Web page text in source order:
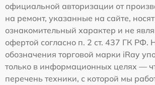
официальной авторизации от
на ремонт, указанные на сайте,
ознакомительный характер и не
офертой согласно п. 2 ст. 437 ГК РФ.
обозначения торговой марки iRay
только в информационных целях —
перечень техники, с которой мы